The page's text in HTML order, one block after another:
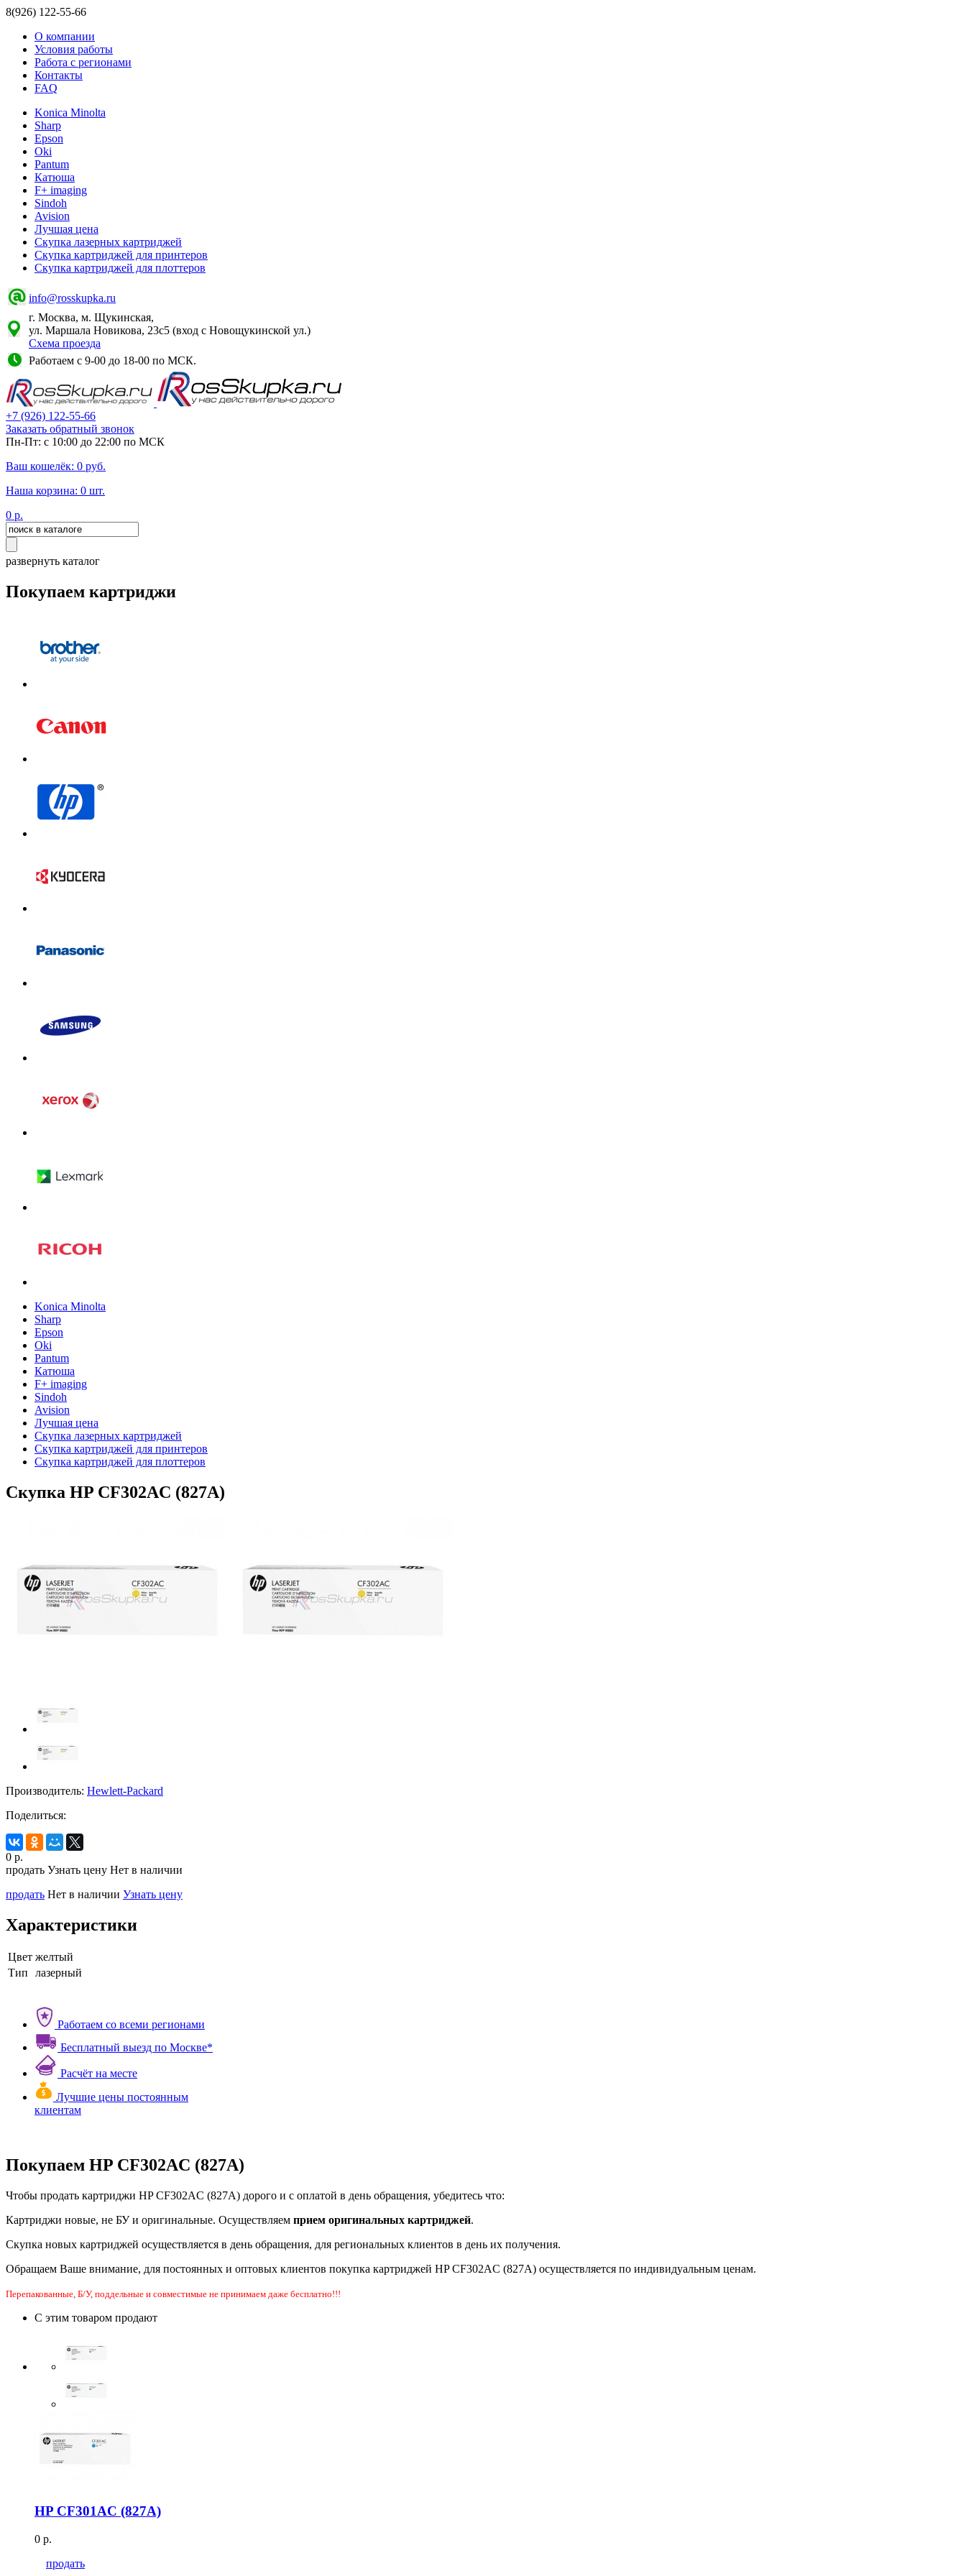
8(926) 122-55-66
О компании
Условия работы
Работа с регионами
Контакты
FAQ
Konica Minolta
Sharp
Epson
Oki
Pantum
Катюша
F+ imaging
Sindoh
Avision
Лучшая цена
Скупка лазерных картриджей
Скупка картриджей для принтеров
Скупка картриджей для плоттеров
info@rosskupka.ru
г. Москва, м. Щукинская,
ул. Маршала Новикова, 23с5 (вход с Новощукинской ул.)
Схема проезда
Работаем с 9-00 до 18-00 по МСК.
+7 (926) 122-55-66
Заказать обратный звонок
Пн-Пт: с 10:00 до 22:00 по МСК
Ваш кошелёк: 0 руб.
Наша корзина: 0 шт.
0 р.
развернуть каталог
Покупаем картриджи
Konica Minolta
Sharp
Epson
Oki
Pantum
Катюша
F+ imaging
Sindoh
Avision
Лучшая цена
Скупка лазерных картриджей
Скупка картриджей для принтеров
Скупка картриджей для плоттеров
Скупка HP CF302AC (827A)
Производитель: Hewlett-Packard
Поделиться:
0 р.
продать Узнать цену Нет в наличии
продать Нет в наличии Узнать цену
Характеристики
Цвет желтый
Тип
лазерный
Работаем со всеми регионами
Бесплатный выезд по Москве*
Расчёт на месте
Лучшие цены постоянным
клиентам
Покупаем HP CF302AC (827A)
Чтобы продать картриджи HP CF302AC (827A) дорого и с оплатой в день обращения, убедитесь что:
Картриджи новые, не БУ и оригинальные. Осуществляем прием оригинальных картриджей.
Скупка новых картриджей осуществляется в день обращения, для региональных клиентов в день их получения.
Обращаем Ваше внимание, для постоянных и оптовых клиентов покупка картриджей HP CF302AC (827A) осуществляется по индивидуальным ценам.
Перепакованные, Б/У, поддельные и совместимые не принимаем даже бесплатно!!!
С этим товаром продают
HP CF301AC (827A)
0 р.
продать